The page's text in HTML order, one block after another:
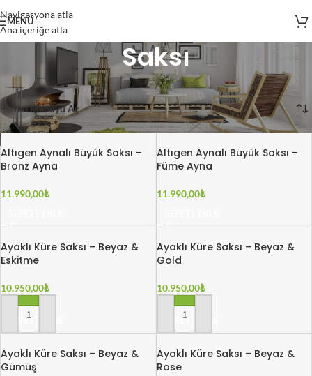
Navigasyona atla
Ana içeriğe atla
MENÜ
Saksı
Ana Sayfa / Saksı 147 sonuçtan 1-20 arası gösteriliyor
Yan Menüyü Aç
Altıgen Aynalı Büyük Saksı –
Bronz Ayna
11.990,00₺
Altıgen Aynalı Büyük Saksı –
Füme Ayna
11.990,00₺
Ayaklı Küre Saksı – Beyaz &
Eskitme
10.950,00₺
SEPETE EKLE
Ayaklı Küre Saksı – Beyaz &
Gold
10.950,00₺
SEPETE EKLE
Ayaklı Küre Saksı – Beyaz &
Gümüş
Ayaklı Küre Saksı – Beyaz &
Rose